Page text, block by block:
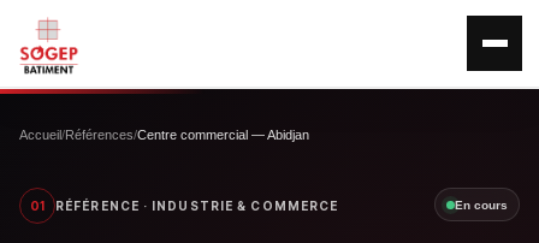
Accueil/Références/Centre commercial — Abidjan
01 RÉFÉRENCE · INDUSTRIE & COMMERCE En cours